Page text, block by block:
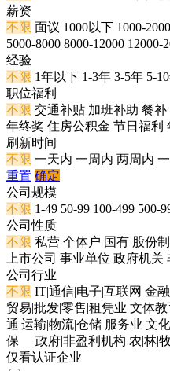
薪资
不限 面议 1000以下 1000-2000
5000-8000 8000-12000 12000-
经验
不限 1年以下 1-3年 3-5年 5-
职位福利
不限 交通补贴 加班补助 餐补
年终奖 住房公积金 节日福利
刷新时间
不限 一天内 一周内 两周内
重置 确定
公司规模
不限 1-49 50-99 100-499 500-
公司性质
不限 私营 个体户 国有 股份制
上市公司 事业单位 政府机关
公司行业
不限 IT|通信|电子|互联网 金
贸易|批发|零售|租凭业 文体
通|运输|物流|仓储 服务业 文
保
政府|非盈利机构 农|林|
仅看认证企业